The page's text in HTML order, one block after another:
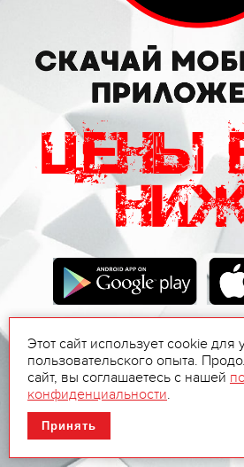
Этот сайт использует cookie для
пользовательского опыта.
сайт, вы соглашаетесь с нашей
конфиденциальности.
Принять